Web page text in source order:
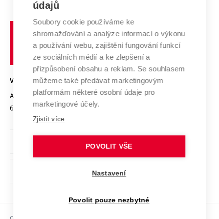
E-přihláška
Systém zajišťování kvality výzkumu
Výzkumné infrastruktury
Transfer znalostí
Open Science
Projekty
Projekty ze strukturálních fondů
Specifický výzkum
Zahraniční spolupráce
Spolupráce se školami
Mezinárodní dohody
Univerzitní sítě
Profil univerzity
Udržitelná univerzita
Podnikavá univerzita / ContriBUTe
Bezpečná univerzita
Vyznamenání
Organizační struktura
Ochrana osobních údajů
odkaz)
učení
technické
Brně
VYSOKÉ UČENÍ TECHNICKÉ V BRNĚ
Antonínská 548/1
602 00 Brno
www.vut.cz
vut@vutbr.cz
údajů
Soubory cookie používáme ke
shromažďování a analýze informací o výkonu
a používání webu, zajištění fungování funkcí
ze sociálních médií a ke zlepšení a
přizpůsobení obsahu a reklam. Se souhlasem
můžeme také předávat marketingovým
platformám některé osobní údaje pro
marketingové účely.
Zjistit více
POVOLIT VŠE
Nastavení
Povolit pouze nezbytné